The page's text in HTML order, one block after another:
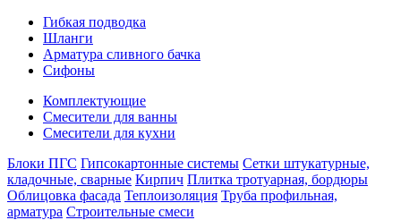
Гибкая подводка
Шланги
Арматура сливного бачка
Сифоны
Комплектующие
Смесители для ванны
Смесители для кухни
Блоки ПГС Гипсокартонные системы Сетки штукатурные,
кладочные, сварные Кирпич Плитка тротуарная, бордюры
Облицовка фасада Теплоизоляция Труба профильная,
арматура Строительные смеси